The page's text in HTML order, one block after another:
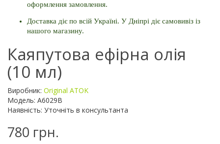
оформлення замовлення.
Доставка діє по всій Україні. У Дніпрі діє самовивіз із
нашого магазину.
Каяпутова ефірна олія
(10 мл)
Виробник: Original ATOK
Модель: А6029В
Наявність: Уточніть в консультанта
780 грн.